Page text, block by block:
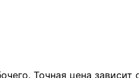
Точная цена